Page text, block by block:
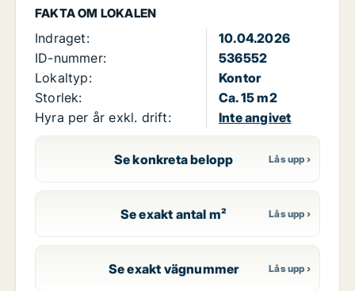
FAKTA OM LOKALEN
Indraget:
10.04.2026
ID-nummer:
536552
Lokaltyp:
Kontor
Storlek:
Ca. 15 m2
Hyra per år exkl. drift:
Inte angivet
Se konkreta belopp
Se exakt antal m²
Se exakt vägnummer